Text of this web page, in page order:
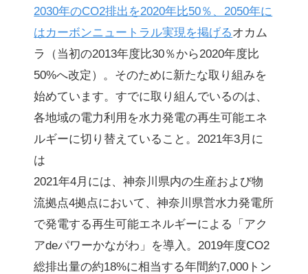
2030年のCO2排出を2020年比50％、2050年に
はカーボンニュートラル実現を掲げるオカム
ラ（当初の2013年度比30％から2020年度比
50%へ改定）。そのために新たな取り組みを
始めています。すでに取り組んでいるのは、
各地域の電力利用を水力発電の再生可能エネ
ルギーに切り替えていること。2021年3月に
は
2021年4月には、神奈川県内の生産および物
流拠点4拠点において、神奈川県営水力発電所
で発電する再生可能エネルギーによる「アク
アdeパワーかながわ」を導入。2019年度CO2
総排出量の約18%に相当する年間約7,000トン